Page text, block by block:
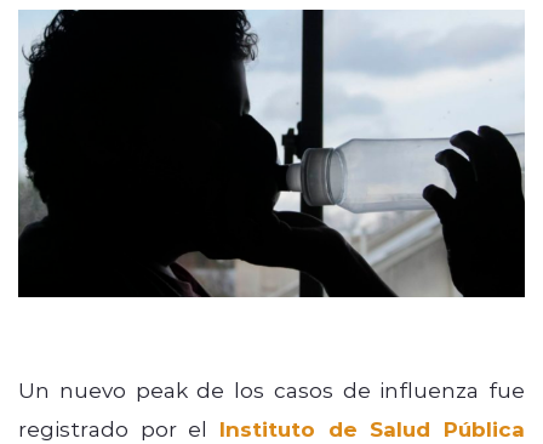
modo claro
Un nuevo peak de los casos de influenza fue
registrado por el Instituto de Salud Pública